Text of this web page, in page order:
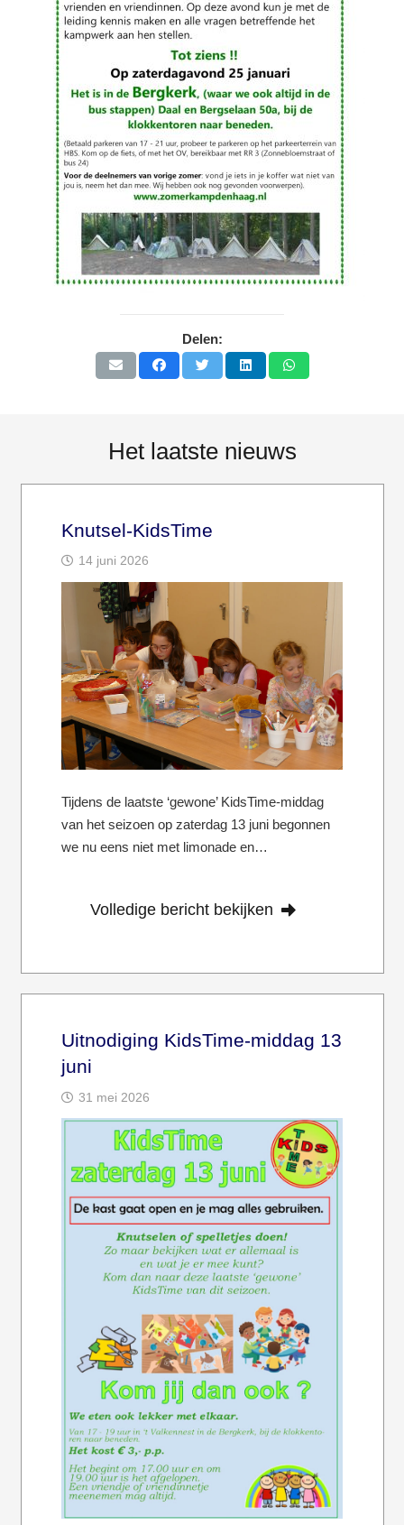
Delen:
Het laatste nieuws
Knutsel-KidsTime
14 juni 2026
Tijdens de laatste ‘gewone’ KidsTime-middag
van het seizoen op zaterdag 13 juni begonnen
we nu eens niet met limonade en…
Volledige bericht bekijken
Uitnodiging KidsTime-middag 13
juni
31 mei 2026